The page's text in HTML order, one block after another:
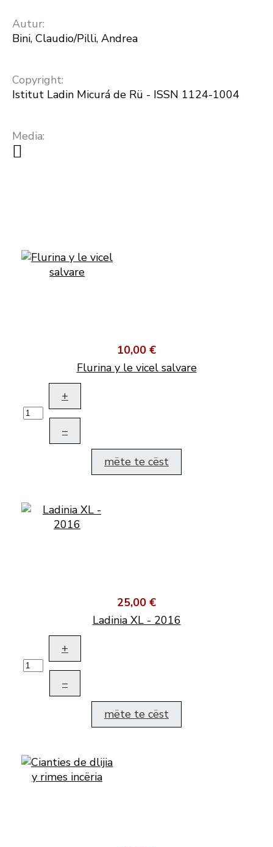
Autur:
Bini, Claudio/Pilli, Andrea
Copyright:
Istitut Ladin Micurá de Rü - ISSN 1124-1004
Media:
10,00 €
Flurina y le vicel salvare
+
–
mëte te cëst
25,00 €
Ladinia XL - 2016
+
–
mëte te cëst